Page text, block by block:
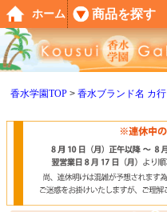
香水学園TOP 香水ブランド名 カ行
ホーム 商品を探す